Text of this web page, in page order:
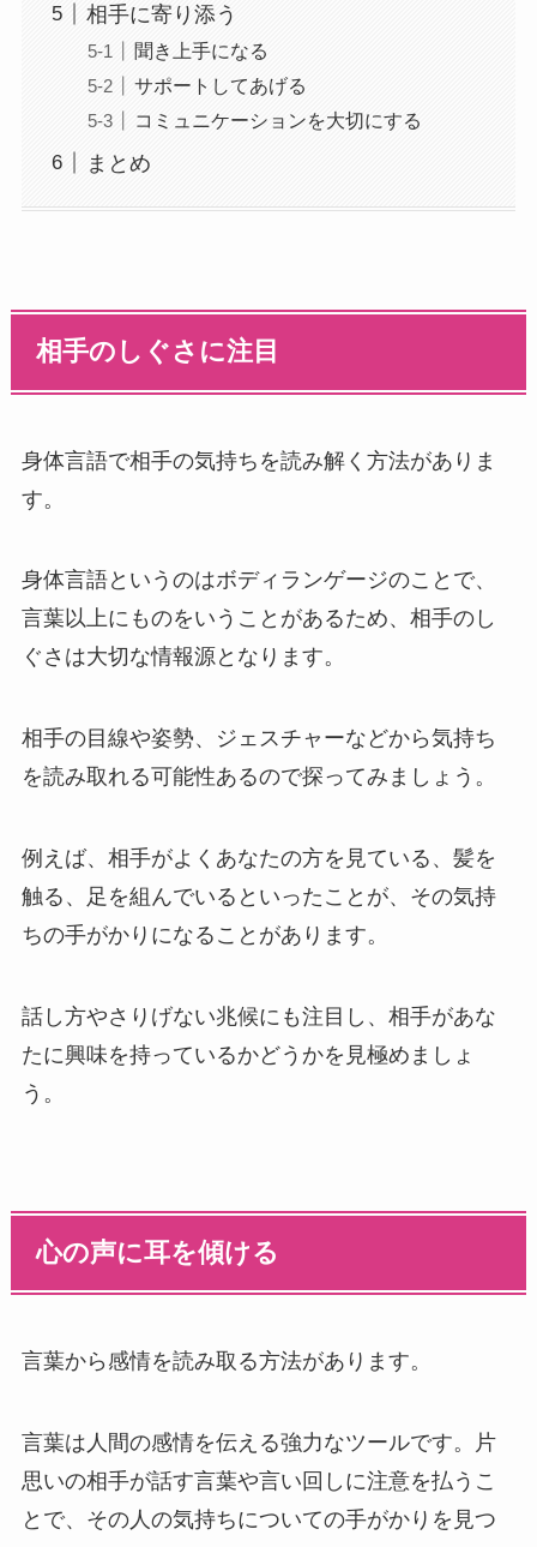
相手に寄り添う
聞き上手になる
サポートしてあげる
コミュニケーションを大切にする
まとめ
相手のしぐさに注目
身体言語で相手の気持ちを読み解く方法がありま
す。
身体言語というのはボディランゲージのことで、
言葉以上にものをいうことがあるため、相手のし
ぐさは大切な情報源となります。
相手の目線や姿勢、ジェスチャーなどから気持ち
を読み取れる可能性あるので探ってみましょう。
例えば、相手がよくあなたの方を見ている、髪を
触る、足を組んでいるといったことが、その気持
ちの手がかりになることがあります。
話し方やさりげない兆候にも注目し、相手があな
たに興味を持っているかどうかを見極めましょ
う。
心の声に耳を傾ける
言葉から感情を読み取る方法があります。
言葉は人間の感情を伝える強力なツールです。片
思いの相手が話す言葉や言い回しに注意を払うこ
とで、その人の気持ちについての手がかりを見つ